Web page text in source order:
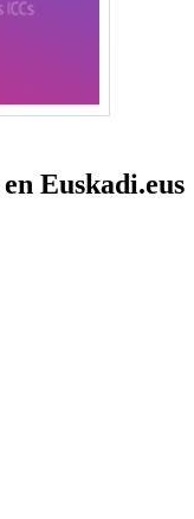
Euskadi.eus